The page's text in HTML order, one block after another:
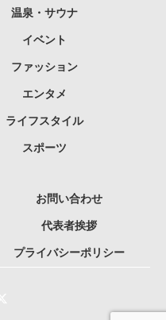
温泉・サウナ
イベント
ファッション
エンタメ
ライフスタイル
スポーツ
お問い合わせ
代表者挨拶
プライバシーポリシー